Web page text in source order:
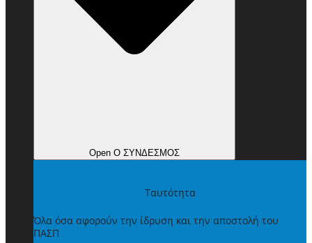
Open Ο ΣΥΝΔΕΣΜΟΣ
Ταυτότητα
Όλα όσα αφορούν την ίδρυση και την αποστολή του
ΠΑΣΠ